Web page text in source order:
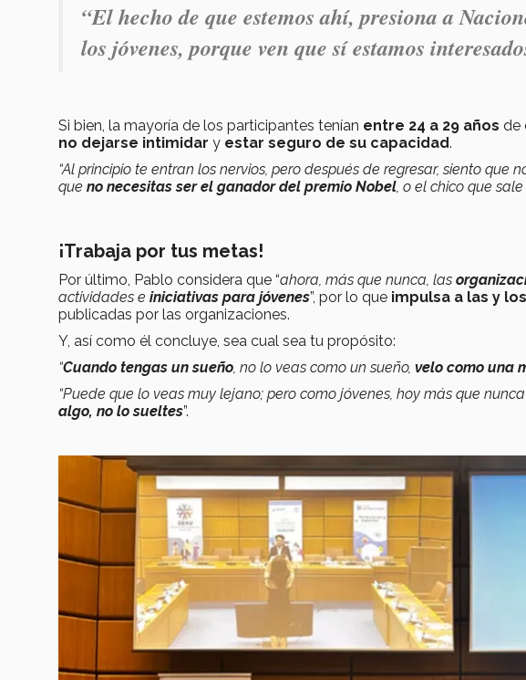
“El hecho de que estemos ahí, presiona a
los jóvenes, porque ven que sí estamos
Si bien, la mayoría de los participantes tenían entre 24 a 29 años de
no dejarse intimidar y estar seguro de su capacidad.
“Al principio te entran los nervios, pero después de regresar, siento que
que no necesitas ser el ganador del premio Nobel, o el chico que
¡Trabaja por tus metas!
Por último, Pablo considera que “ahora, más que nunca, las
actividades e iniciativas para jóvenes”, por lo que impulsa a las y
publicadas por las organizaciones.
Y, así como él concluye, sea cual sea tu propósito:
“Cuando tengas un sueño, no lo veas como un sueño, velo como una
“Puede que lo veas muy lejano; pero como jóvenes, hoy más que
algo, no lo sueltes”.